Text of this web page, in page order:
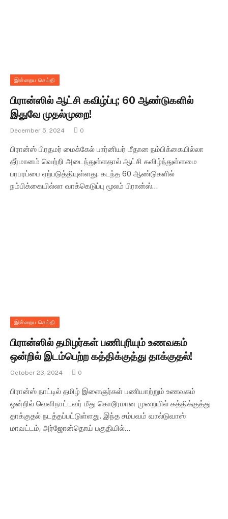
இன்றைய செய்தி
பிரான்ஸில் ஆட்சி கவிழ்ப்பு; 60 ஆண்டுகளில்
இதுவே முதல்முறை!
December 5, 2024 0
பிரான்ஸ் பிரதமர் மைக்கேல் பார்னியர் மீதான நம்பிக்கையில்லா
தீர்மானம் வெற்றி அடைந்துள்ளதால் ஆட்சி கவிழ்ந்துள்ளமை
பரபரப்பை ஏற்படுத்தியுள்ளது. கடந்த 60 ஆண்டுகளில்
நம்பிக்கையில்லா வாக்கெடுப்பு மூலம் பிரான்ஸ்…
இன்றைய செய்தி
பிரான்ஸில் தமிழர்கள் பணிபுரியும் உணவகம்
ஒன்றில் இடம்பெற்ற கத்திக்குத்து தாக்குதல்!
October 23, 2024 0
பிரான்ஸ் நாட்டில் தமிழ் இளைஞர்கள் பணியாற்றும் உணவகம்
ஒன்றில் வெளிநாட்டவர் மீது கொடூரமான முறையில் கத்திக்குத்து
தாக்குதல் நடத்தப்பட்டுள்ளது. இந்த சம்பவம் வால்டுவாஸ்
மாவட்டம், அர்ஜோன்தொய் பகுதியில்…